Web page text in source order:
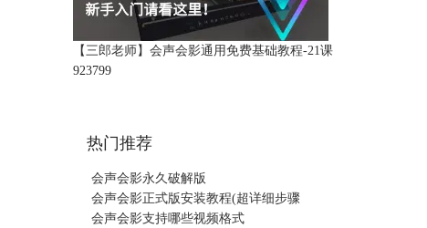
【三郎老师】会声会影通用免费基础教程-21课
923799
热门推荐
会声会影永久破解版
会声会影正式版安装教程(超详细步骤
会声会影支持哪些视频格式